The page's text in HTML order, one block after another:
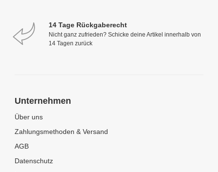
14 Tage Rückgaberecht
Nicht ganz zufrieden? Schicke deine Artikel innerhalb von
14 Tagen zurück
Unternehmen
Über uns
Zahlungsmethoden & Versand
AGB
Datenschutz